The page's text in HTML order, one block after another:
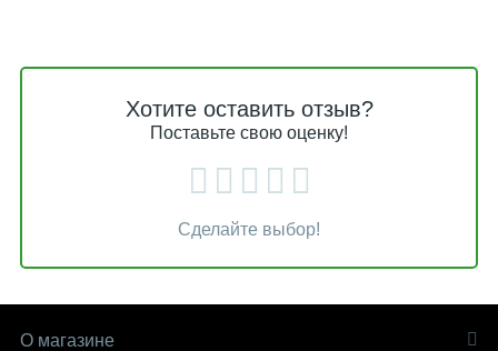
Хотите оставить отзыв?
Поставьте свою оценку!
Сделайте выбор!
О магазине